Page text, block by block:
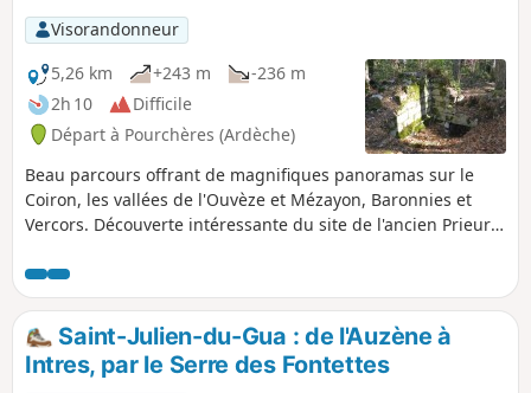
Visorandonneur
5,26 km
+243 m
-236 m
2h 10
Difficile
Départ à Pourchères (Ardèche)
Beau parcours offrant de magnifiques panoramas sur le
Coiron, les vallées de l'Ouvèze et Mézayon, Baronnies et
Vercors. Découverte intéressante du site de l'ancien Prieuré
Saint-Julien-du-Gua : de l'Auzène à
Intres, par le Serre des Fontettes